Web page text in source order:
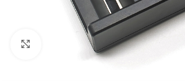
Haga Click para agrandar